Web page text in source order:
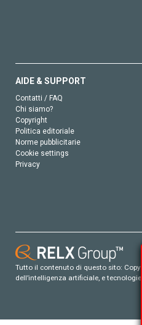
AIDE & SUPPORT
Contatti / FAQ
Chi siamo?
Copyright
Politica editoriale
Norme pubblicitarie
Cookie settings
Privacy
Tutto il contenuto di questo sito:
dell’intelligenza artificiale, e